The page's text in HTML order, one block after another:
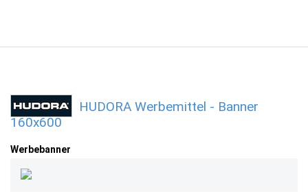
HUDORA Werbemittel - Banner
160x600
Werbebanner